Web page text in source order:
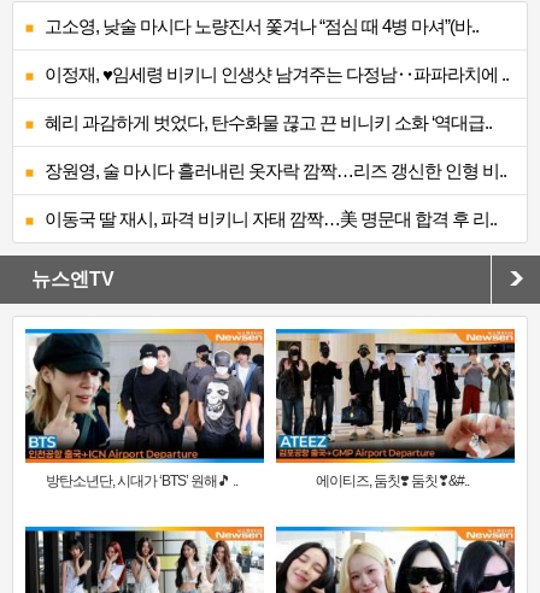
고소영, 낮술 마시다 노량진서 쫓겨나 “점심 때 4병 마셔”(바..
이정재, ♥임세령 비키니 인생샷 남겨주는 다정남‥파파라치에 ..
혜리 과감하게 벗었다, 탄수화물 끊고 끈 비니키 소화 ‘역대급..
장원영, 술 마시다 흘러내린 옷자락 깜짝…리즈 갱신한 인형 비..
이동국 딸 재시, 파격 비키니 자태 깜짝…美 명문대 합격 후 리..
뉴스엔TV
방탄소년단, 시대가 ‘BTS’ 원해🎵 .. 에이티즈, 둠칫❣️ 둠칫❣&#..